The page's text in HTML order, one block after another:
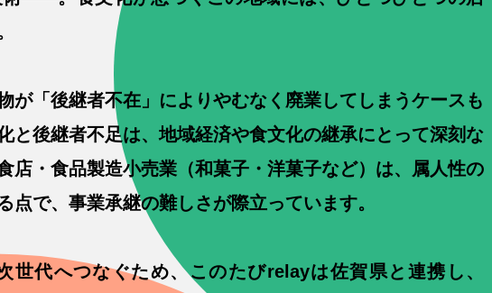
が「後継者不在」によりやむなく廃業してしまうケースも
と後継者不足は、地域経済や食文化の継承にとって深刻な
店・食品製造小売業（和菓子・洋菓子など）は、属人性の
点で、事業承継の難しさが際立っています。
世代へつなぐため、このたびrelayは佐賀県と連携し、